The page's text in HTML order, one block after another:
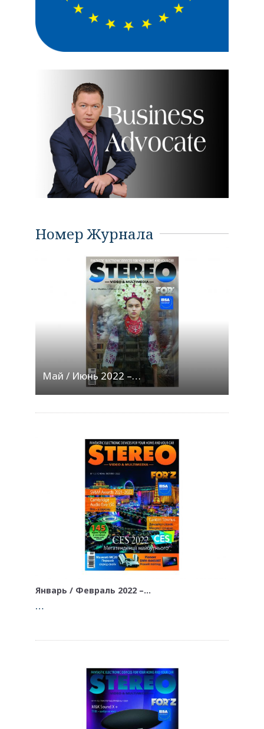
Номер Журнала
Май / Июнь 2022 –…
Январь / Февраль 2022 –…
…